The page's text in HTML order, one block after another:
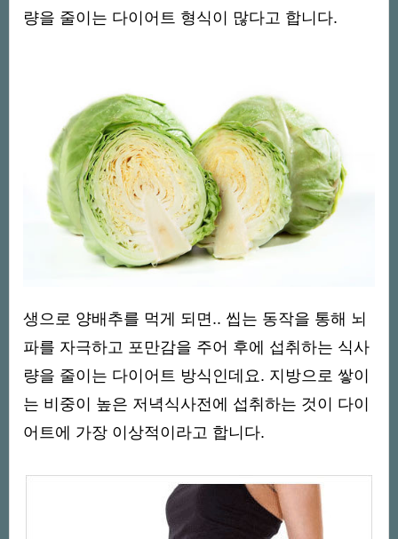
량을 줄이는 다이어트 형식이 많다고 합니다.
생으로 양배추를 먹게 되면.. 씹는 동작을 통해 뇌
파를 자극하고 포만감을 주어 후에 섭취하는 식사
량을 줄이는 다이어트 방식인데요. 지방으로 쌓이
는 비중이 높은 저녁식사전에 섭취하는 것이 다이
어트에 가장 이상적이라고 합니다.